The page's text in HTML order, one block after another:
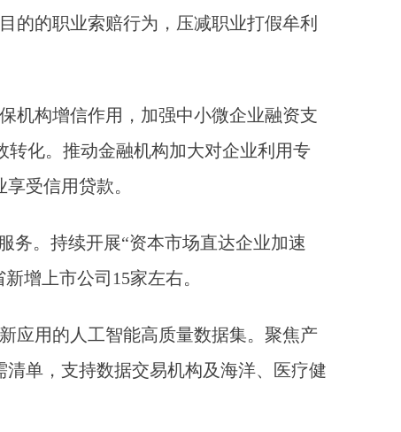
的的职业索赔行为，压减职业打假牟利
机构增信作用，加强中小微企业融资支
化。推动金融机构加大对企业利用专
受信用贷款。
务。持续开展“资本市场直达企业加速
增上市公司15家左右。
应用的人工智能高质量数据集。聚焦产
单，支持数据交易机构及海洋、医疗健